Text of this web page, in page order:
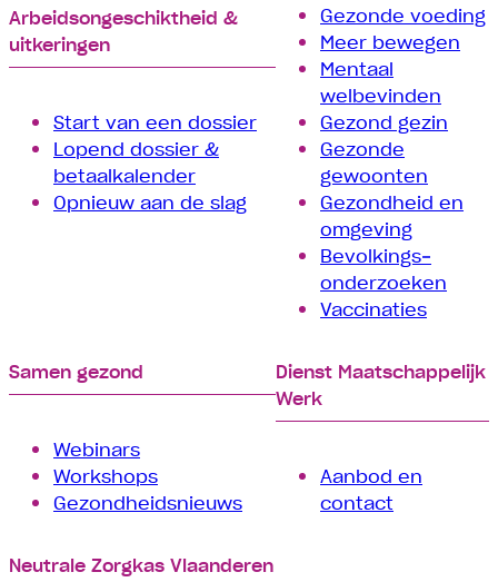
Arbeids­­ongeschiktheid &
uitkeringen
Start van een dossier
Lopend dossier &
betaalkalender
Opnieuw aan de slag
Gezonde voeding
Meer bewegen
Mentaal
welbevinden
Gezond gezin
Gezonde
gewoonten
Gezondheid en
omgeving
Bevolkings­
onderzoeken
Vaccinaties
Samen gezond
Webinars
Workshops
Gezondheidsnieuws
Dienst Maatschappelijk
Werk
Aanbod en
contact
Neutrale Zorgkas Vlaanderen